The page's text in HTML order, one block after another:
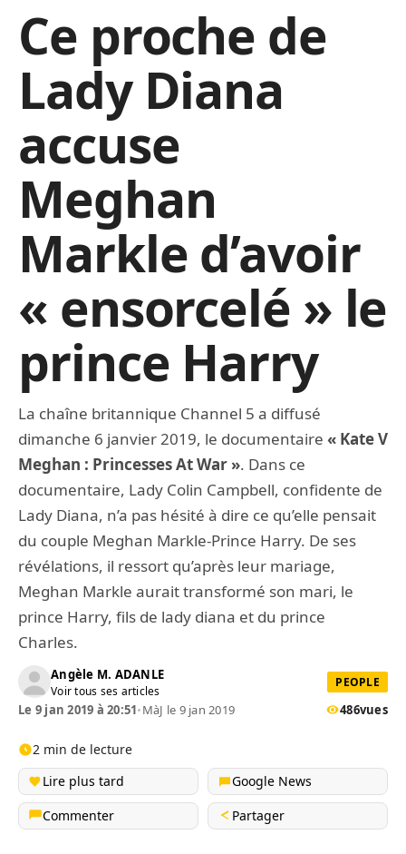
Ce proche de
Lady Diana
accuse
Meghan
Markle d’avoir
« ensorcelé » le
prince Harry
La chaîne britannique Channel 5 a diffusé
dimanche 6 janvier 2019, le documentaire « Kate V
Meghan : Princesses At War ». Dans ce
documentaire, Lady Colin Campbell, confidente de
Lady Diana, n’a pas hésité à dire ce qu’elle pensait
du couple Meghan Markle-Prince Harry. De ses
révélations, il ressort qu’après leur mariage,
Meghan Markle aurait transformé son mari, le
prince Harry, fils de lady diana et du prince
Charles.
Angèle M. ADANLE
Voir tous ses articles
PEOPLE
Le 9 jan 2019 à 20:51•MàJ le 9 jan 2019 486vues
2 min de lecture
Lire plus tard
Google News
Commenter
Partager